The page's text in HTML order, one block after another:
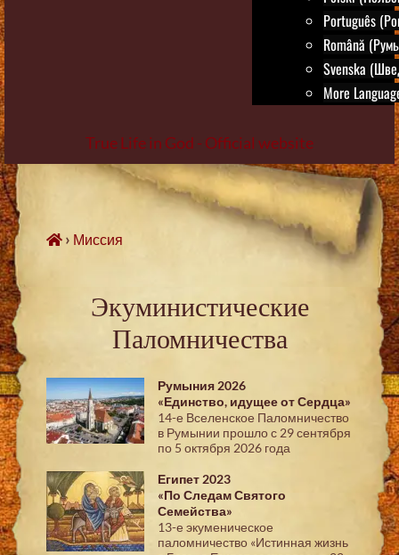
Português
Română
Svenska
More
True Life in God - Official website
Skip
to
content
› Миссия
Экуминистические
Паломничества
Румыния 2026
«Единство, идущее от Сердца»
14-е Вселенское Паломничество
в Румынии прошло с 29 сентября
по 5 октября 2026 года
Египет 2023
«По Следам Святого
Семейства»
13-е экуменическое
паломничество «Истинная жизнь